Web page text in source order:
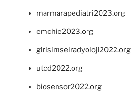
marmarapediatri2023.org
emchie2023.org
girisimselradyoloji2022.org
utcd2022.org
biosensor2022.org